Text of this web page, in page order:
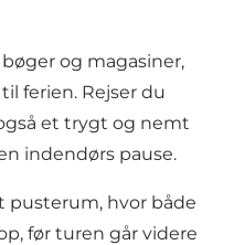
og magasiner,
ferien. Rejser du
et trygt og nemt
indendørs pause.
pusterum, hvor både
før turen går videre